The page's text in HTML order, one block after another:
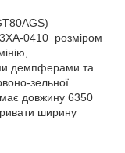
0410 розміром
демпферами та
зельної
має довжину 6350
ширину